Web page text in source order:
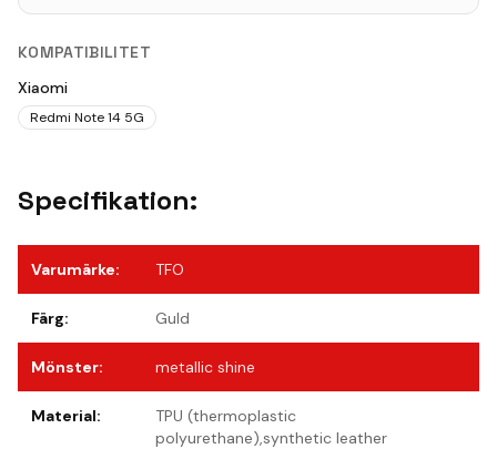
KOMPATIBILITET
Xiaomi
Redmi Note 14 5G
Specifikation:
Varumärke: TFO
Färg: Guld
Mönster: metallic shine
Material:
TPU (thermoplastic
polyurethane),synthetic leather